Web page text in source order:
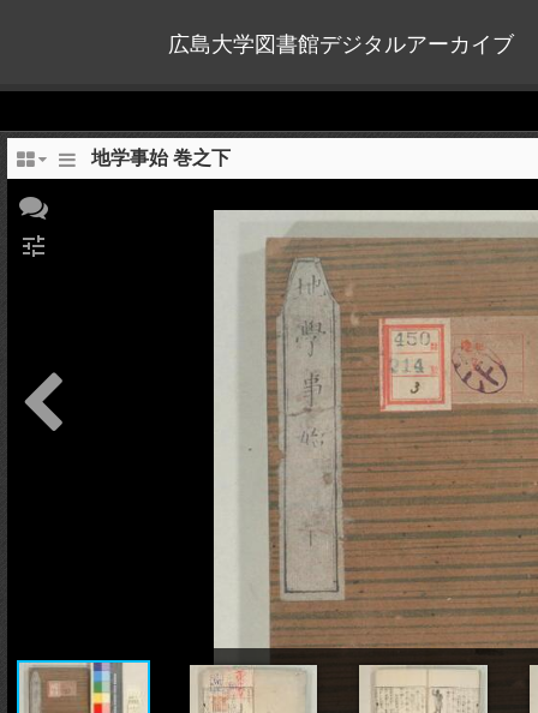
広島大学図書館デジタルアーカイブ
地学事始 巻之下
tune